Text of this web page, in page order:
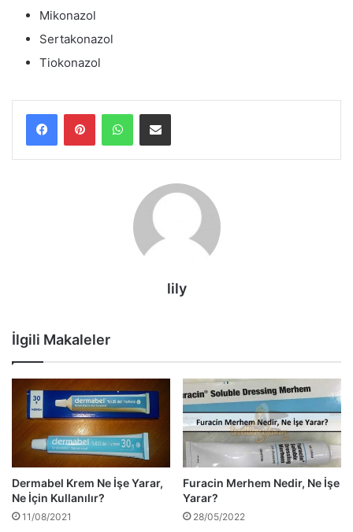
Mikonazol
Sertakonazol
Tiokonazol
WhatsAppE-Posta ile paylaş
lily
İlgili Makaleler
Dermabel Krem Ne İşe Yarar,
Ne İçin Kullanılır?
11/08/2021
Furacin Merhem Nedir, Ne İşe
Yarar?
28/05/2022